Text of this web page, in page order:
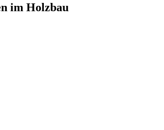
im Holzbau